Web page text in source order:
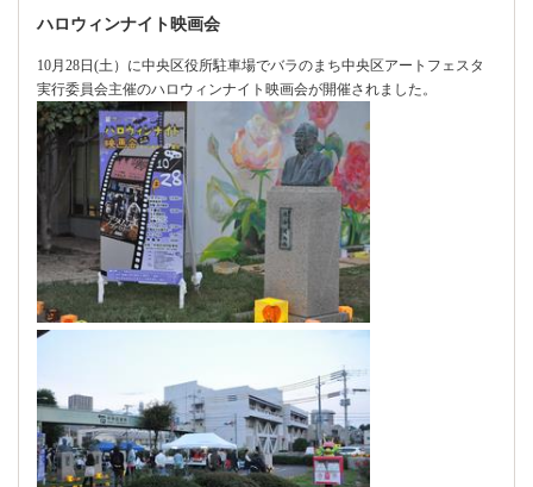
ハロウィンナイト映画会
10月28日(土）に中央区役所駐車場でバラのまち中央区アートフェスタ
実行委員会主催のハロウィンナイト映画会が開催されました。